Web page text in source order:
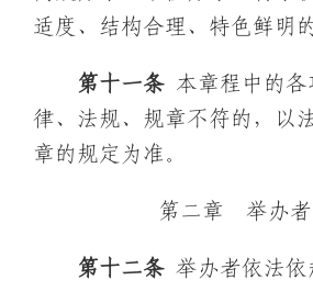
适度、结构合理、特色鲜明
第十一条 本章程中的各
律、法规、规章不符的，以
章的规定为准。
第二章 举办者
第十二条 举办者依法依